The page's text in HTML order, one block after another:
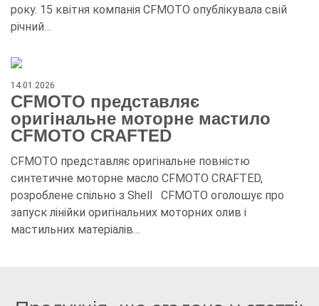
року. 15 квітня компанія CFMOTO опублікувала свій
річний…
14.01.2026
CFMOTO представляє
оригінальне моторне мастило
CFMOTO CRAFTED
CFMOTO представляє оригінальне повністю
синтетичне моторне масло CFMOTO CRAFTED,
розроблене спільно з Shell CFMOTO оголошує про
запуск лінійки оригінальних моторних олив і
мастильних матеріалів…